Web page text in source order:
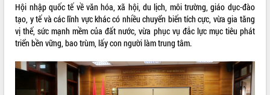
LIÊN KẾT WEB
THỐNG KÊ TRUY CẬP
5929
Hội nhập quốc tế về văn hóa, xã hội, du lịch, môi trường, giáo dục-đào
tạo, y tế và các lĩnh vực khác có nhiều chuyển biến tích cực, vừa gia tăng
vị thế, sức mạnh mềm của đất nước, vừa phục vụ đắc lực mục tiêu phát
triển bền vững, bao trùm, lấy con người làm trung tâm.